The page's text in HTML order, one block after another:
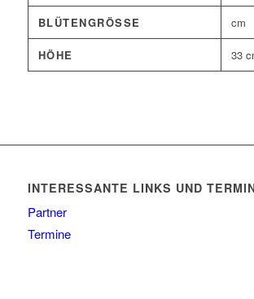
BLÜTENGRÖSSE cm
HÖHE 33
INTERESSANTE LINKS UND
Partner
Termine